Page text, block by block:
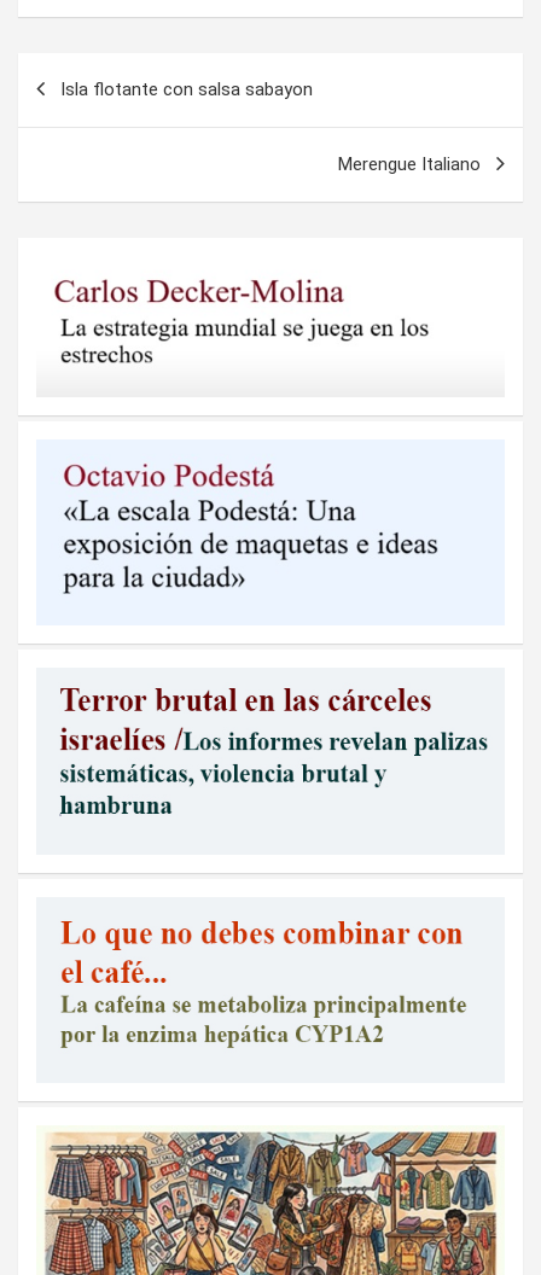
Isla flotante con salsa sabayon
Merengue Italiano